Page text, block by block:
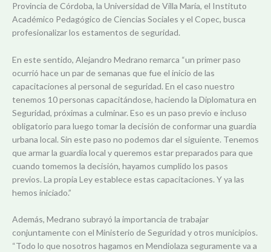
Provincia de Córdoba, la Universidad de Villa María, el Instituto
Académico Pedagógico de Ciencias Sociales y el Copec, busca
profesionalizar los estamentos de seguridad.
En este sentido, Alejandro Medrano remarca “un primer paso
ocurrió hace un par de semanas que fue el inicio de las
capacitaciones al personal de seguridad. En el caso nuestro
tenemos 10 personas capacitándose, haciendo la Diplomatura en
Seguridad, próximas a culminar. Eso es un paso previo e incluso
obligatorio para luego tomar la decisión de conformar una guardia
urbana local. Sin este paso no podemos dar el siguiente. Tenemos
que armar la guardia local y queremos estar preparados para que
cuando tomemos la decisión, hayamos cumplido los pasos
previos. La propia Ley establece estas capacitaciones. Y ya las
hemos iniciado.”
Además, Medrano subrayó la importancia de trabajar
conjuntamente con el Ministerio de Seguridad y otros municipios.
“Todo lo que nosotros hagamos en Mendiolaza seguramente va a